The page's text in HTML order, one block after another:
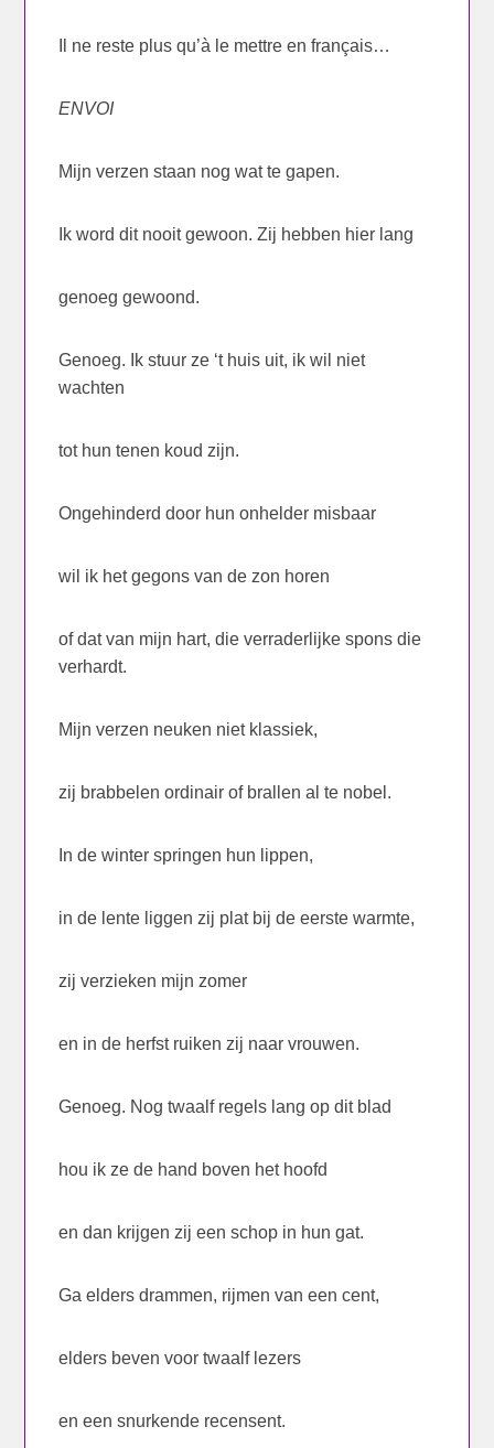
Il ne reste plus qu’à le mettre en français…
ENVOI
Mijn verzen staan nog wat te gapen.
Ik word dit nooit gewoon. Zij hebben hier lang
genoeg gewoond.
Genoeg. Ik stuur ze ‘t huis uit, ik wil niet
wachten
tot hun tenen koud zijn.
Ongehinderd door hun onhelder misbaar
wil ik het gegons van de zon horen
of dat van mijn hart, die verraderlijke spons die
verhardt.
Mijn verzen neuken niet klassiek,
zij brabbelen ordinair of brallen al te nobel.
In de winter springen hun lippen,
in de lente liggen zij plat bij de eerste warmte,
zij verzieken mijn zomer
en in de herfst ruiken zij naar vrouwen.
Genoeg. Nog twaalf regels lang op dit blad
hou ik ze de hand boven het hoofd
en dan krijgen zij een schop in hun gat.
Ga elders drammen, rijmen van een cent,
elders beven voor twaalf lezers
en een snurkende recensent.